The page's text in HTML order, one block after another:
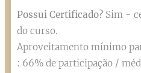
Possui Certificado? Sim -
do curso.
Aproveitamento mínimo
: 66% de participação /